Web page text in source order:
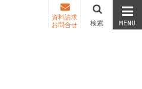

資料請求
お問合せ

検索 MENU